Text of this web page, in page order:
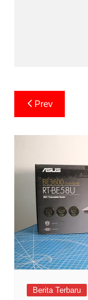
Post
navigation
Prev
Berita Terbaru